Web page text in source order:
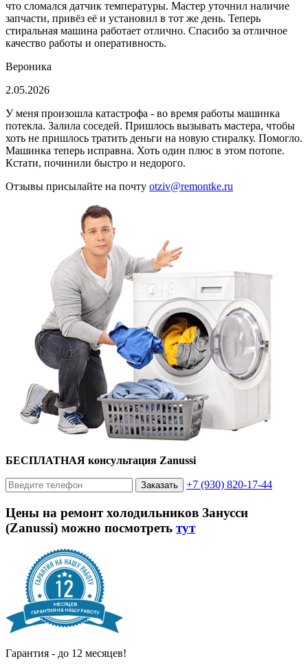
что сломался датчик температуры. Мастер уточнил наличие
запчасти, привёз её и установил в тот же день. Теперь
стиральная машина работает отлично. Спасибо за отличное
качество работы и оперативность.
Вероника
2.05.2026
У меня произошла катастрофа - во время работы машинка
потекла. Залила соседей. Пришлось вызывать мастера, чтобы
хоть не пришлось тратить деньги на новую стиралку. Помогло.
Машинка теперь исправна. Хоть один плюс в этом потопе.
Кстати, починили быстро и недорого.
Отзывы присылайте на почту otziv@remontke.ru
БЕСПЛАТНАЯ консультация Zanussi
Заказать +7 (930) 820-17-44
Цены на ремонт холодильников Занусси
(Zanussi) можно посмотреть тут
Гарантия - до 12 месяцев!